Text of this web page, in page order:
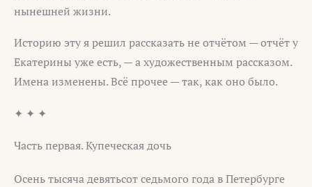
нынешней жизни.
Историю эту я решил рассказать не отчётом — отчёт у
Екатерины уже есть, — а художественным рассказом.
Имена изменены. Всё прочее — так, как оно было.
✦ ✦ ✦
Часть первая. Купеческая дочь
Осень тысяча девятьсот седьмого года в Петербурге